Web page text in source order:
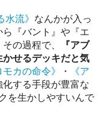
水流》 なんかが入っ
『バント』や『エ
の過程で、
『アブ
かせるデッキだと気
モカの命令》 ・
《ア
する手段が豊富な
を生かしやすいんで